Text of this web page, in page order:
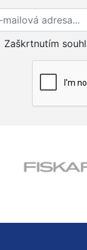
Zaškrtnutím